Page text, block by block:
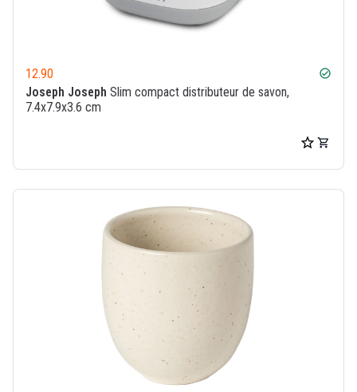
12.90 check_circle
Joseph Joseph Slim compact distributeur de savon,
7.4x7.9x3.6 cm